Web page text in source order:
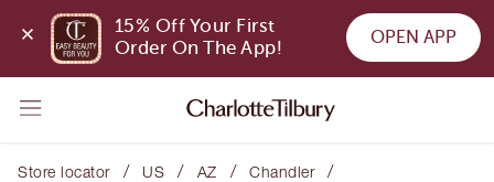
15% Off Your First
Order On The App!
OPEN APP
Store locator / US / AZ / Chandler /